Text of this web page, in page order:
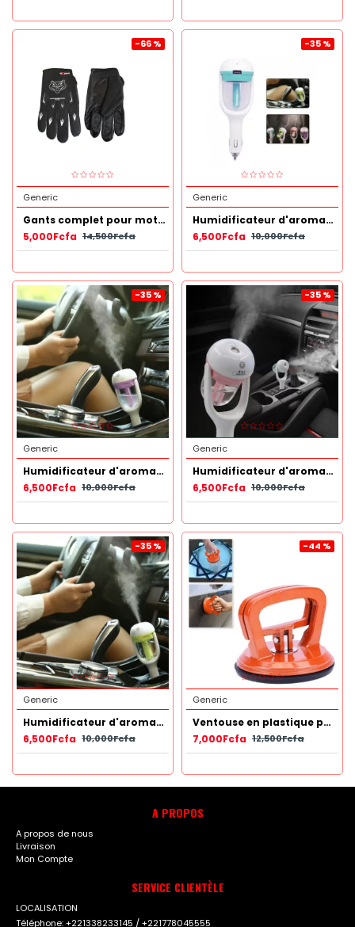
-66 %
Generic
Gants complet pour moto, vélo… Noir
5,000Fcfa 14,500Fcfa
-35 %
Generic
Humidificateur d'aromathérapie voiture avec chargeur USB Bleu
6,500Fcfa 10,000Fcfa
-35 %
Generic
Humidificateur d'aromathérapie voiture avec chargeur USB Mauve
6,500Fcfa 10,000Fcfa
-35 %
Generic
Humidificateur d'aromathérapie voiture avec chargeur USB Rose
6,500Fcfa 10,000Fcfa
-35 %
Generic
Humidificateur d'aromathérapie voiture avec chargeur USB Vert
6,500Fcfa 10,000Fcfa
-44 %
Generic
Ventouse en plastique pour carrelage, sol antistatique pour réparation de carrosserie de voiture
7,000Fcfa 12,500Fcfa
A PROPOS
A propos de nous
Livraison
Mon Compte
SERVICE CLIENTÈLE
LOCALISATION
Téléphone: +221338233145 / +221778045555